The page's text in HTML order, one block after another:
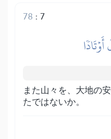
7
:
78
また山々を、大地の
たではないか。